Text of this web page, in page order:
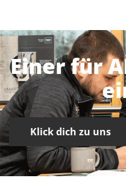
Einer für
Klick dich zu uns